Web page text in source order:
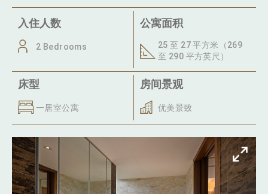
入住人数
2 Bedrooms
公寓面积
25 至 27 平方米（269
至 290 平方英尺）
床型
一居室公寓
房间景观
优美景致